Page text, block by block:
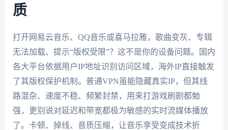
质
打开网易云音乐、QQ音乐或喜马拉雅，歌曲变灰、专辑
无法加载、提示“版权受限”？这不是你的设备问题。国内
各大平台依据用户IP地址识别访问区域，海外IP直接触发
了其版权保护机制。普通VPN虽能隐藏真实IP，但其线
路混杂、速度不稳、频繁封禁，用来打游戏刷剧都勉
强，更别说对延迟和带宽都极为敏感的实时流媒体播放
了。卡顿、掉线、音质压缩，让音乐享受变成技术折